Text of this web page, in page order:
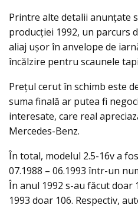
Printre alte detalii anunţate
producţiei 1992, un parcurs
aliaj uşor în anvelope de
încălzire pentru scaunele
Preţul cerut în schimb este
suma finală ar putea fi
interesate, care real
Mercedes-Benz.
În total, modelul 2.5-16v a
07.1988 – 06.1993 într-un
În anul 1992 s-au făcut doar
1993 doar 106. Respectiv,